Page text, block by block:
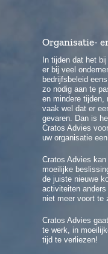
Organisatie-
In tijden dat het
er bij veel
bedrijfsbeleid
zo nodig aan te
en mindere tijden,
vaak wel dat er
gevaren. Dan is
Cratos Advies
uw organisatie
Cratos Advies
moeilijke
de juiste nieuwe
activiteiten
niet meer voort te
Cratos Advies
te werk, in
tijd te verliezen!